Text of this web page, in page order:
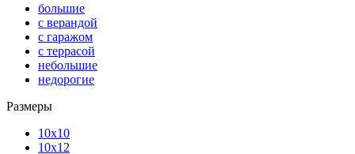
большие
с верандой
с гаражом
с террасой
небольшие
недорогие
Размеры
10x10
10x12